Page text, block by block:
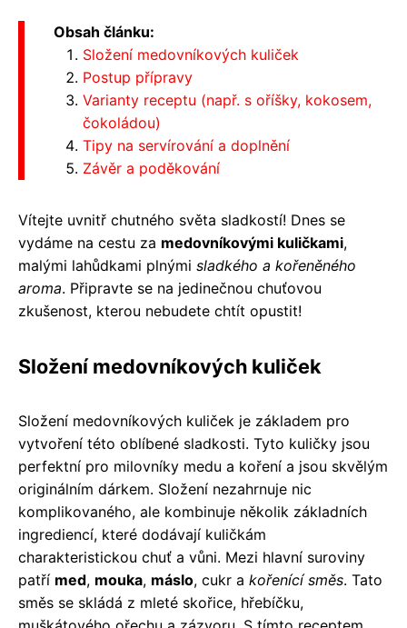
Obsah článku:
Složení medovníkových kuliček
Postup přípravy
Varianty receptu (např. s oříšky, kokosem,
čokoládou)
Tipy na servírování a doplnění
Závěr a poděkování
Vítejte uvnitř chutného světa sladkostí! Dnes se
vydáme na cestu za medovníkovými kuličkami,
malými lahůdkami plnými sladkého a kořeněného
aroma. Připravte se na jedinečnou chuťovou
zkušenost, kterou nebudete chtít opustit!
Složení medovníkových kuliček
Složení medovníkových kuliček je základem pro
vytvoření této oblíbené sladkosti. Tyto kuličky jsou
perfektní pro milovníky medu a koření a jsou skvělým
originálním dárkem. Složení nezahrnuje nic
komplikovaného, ale kombinuje několik základních
ingrediencí, které dodávají kuličkám
charakteristickou chuť a vůni. Mezi hlavní suroviny
patří med, mouka, máslo, cukr a kořenící směs. Tato
směs se skládá z mleté skořice, hřebíčku,